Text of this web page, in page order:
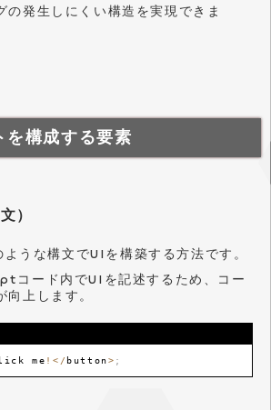
の発生しにくい構造を実現できま
を構成する要素
）
うな構文でUIを構築する方法です。
コード内でUIを記述するため、コー
向上します。
me ! < / button> ;